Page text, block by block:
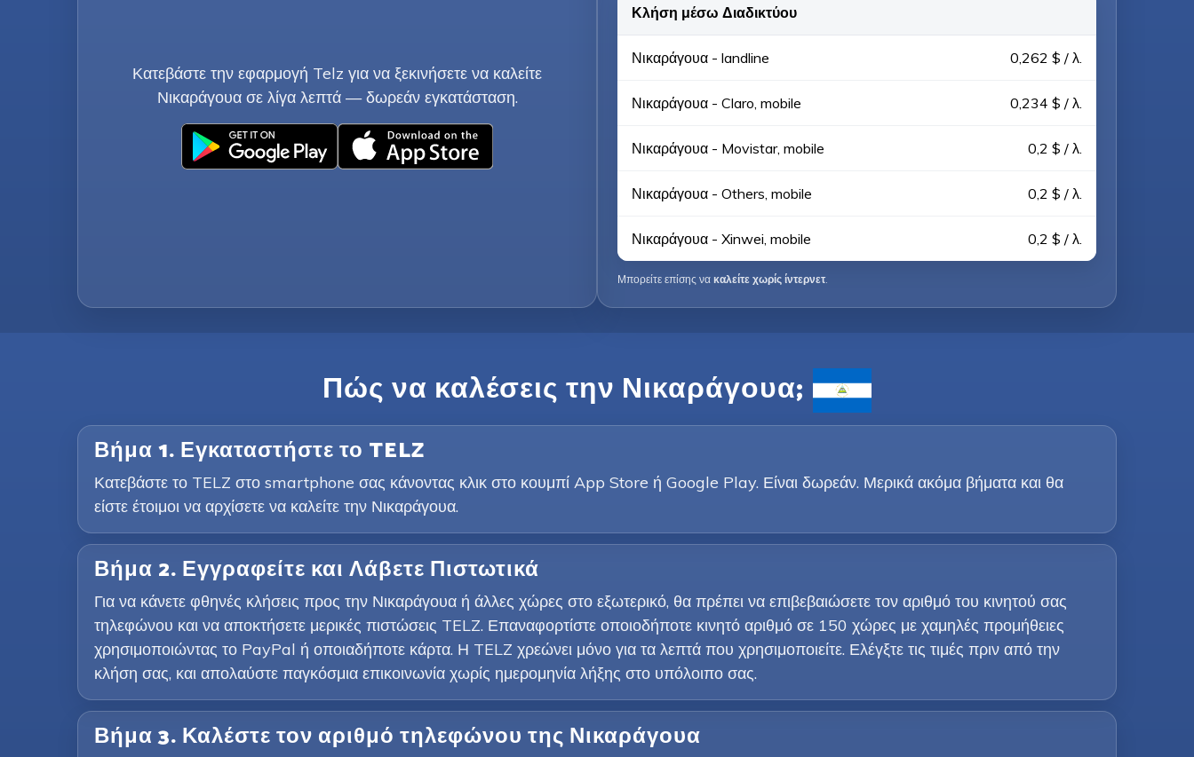
Κατεβάστε την εφαρμογή Telz για να ξεκινήσετε να καλείτε
Νικαράγουα σε λίγα λεπτά — δωρεάν εγκατάσταση.
Κλήση μέσω Διαδικτύου
Νικαράγουα - landline 0,262 $ / λ.
Νικαράγουα - Claro, mobile 0,234 $ / λ.
Νικαράγουα - Movistar, mobile 0,2 $ / λ.
Νικαράγουα - Others, mobile 0,2 $ / λ.
Νικαράγουα - Xinwei, mobile 0,2 $ / λ.
Μπορείτε επίσης να καλείτε χωρίς ίντερνετ.
Πώς να καλέσεις την Νικαράγουα;
Βήμα 1. Εγκαταστήστε το TELZ
Κατεβάστε το TELZ στο smartphone σας κάνοντας κλικ στο κουμπί App Store ή Google Play. Είναι δωρεάν. Μερικά ακόμα βήματα και θα
είστε έτοιμοι να αρχίσετε να καλείτε την Νικαράγουα.
Βήμα 2. Εγγραφείτε και Λάβετε Πιστωτικά
Για να κάνετε φθηνές κλήσεις προς την Νικαράγουα ή άλλες χώρες στο εξωτερικό, θα πρέπει να επιβεβαιώσετε τον αριθμό του κινητού σας
τηλεφώνου και να αποκτήσετε μερικές πιστώσεις TELZ. Επαναφορτίστε οποιοδήποτε κινητό αριθμό σε 150 χώρες με χαμηλές προμήθειες
χρησιμοποιώντας το PayPal ή οποιαδήποτε κάρτα. Η TELZ χρεώνει μόνο για τα λεπτά που χρησιμοποιείτε. Ελέγξτε τις τιμές πριν από την
κλήση σας, και απολαύστε παγκόσμια επικοινωνία χωρίς ημερομηνία λήξης στο υπόλοιπο σας.
Βήμα 3. Καλέστε τον αριθμό τηλεφώνου της Νικαράγουα